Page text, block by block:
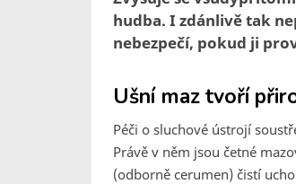
hudba. I zdánlivě tak
nebezpečí, pokud ji
Ušní maz tvoří
Péči o sluchové ústrojí
Právě v něm jsou četné
(odborně cerumen) čistí